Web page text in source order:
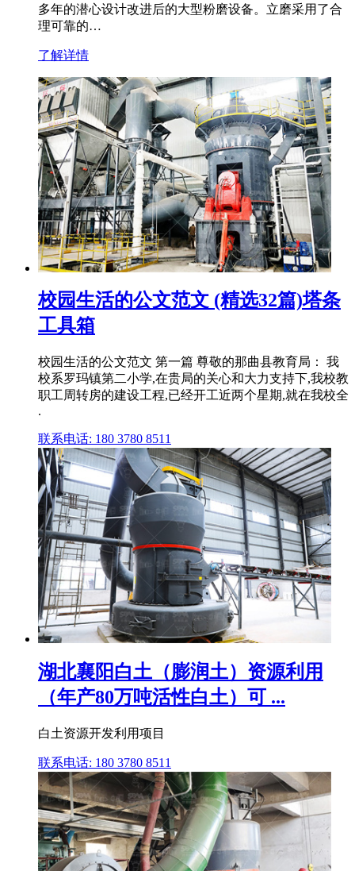
多年的潜心设计改进后的大型粉磨设备。立磨采用了合
理可靠的…
了解详情
校园生活的公文范文 (精选32篇)塔条
工具箱
校园生活的公文范文 第一篇 尊敬的那曲县教育局： 我
校系罗玛镇第二小学,在贵局的关心和大力支持下,我校教
职工周转房的建设工程,已经开工近两个星期,就在我校全
.
联系电话: 180 3780 8511
湖北襄阳白土（膨润土）资源利用
（年产80万吨活性白土）可 ...
白土资源开发利用项目
联系电话: 180 3780 8511